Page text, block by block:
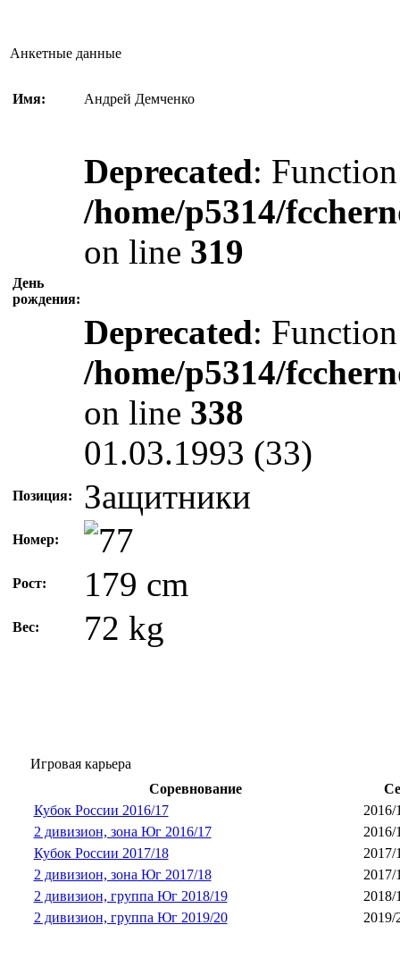
Анкетные данные
Имя: Андрей Демченко
День
рождения:
Deprecated:
/home/p5314/
on line 319
Deprecated:
/home/p5314/
on line 338
01.03.1993 (33)
Позиция: Защитники
Номер:
Рост: 179 cm
Вес: 72 kg
Игровая карьера
Соревнование
Кубок России 2016/17
2016/
2 дивизион, зона Юг 2016/17
2016/
Кубок России 2017/18
2017/
2 дивизион, зона Юг 2017/18
2017/
2 дивизион, группа Юг 2018/19
2018/
2 дивизион, группа Юг 2019/20
2019/